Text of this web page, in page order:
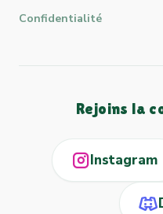
Confidentialité
Rejoins la
Instagram